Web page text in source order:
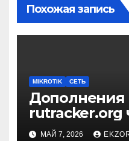
Похожая запись
MIKROTIK СЕТЬ
Дополнения
rutracker.org
на Mikrotik
МАЙ 7, 2026